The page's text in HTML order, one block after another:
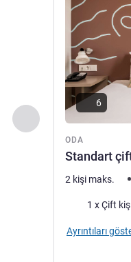
Önceki - Oda
ODA
Standart
6
2 kişi maks.
1 x Çift
Ayrıntıları